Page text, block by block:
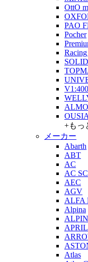
OttO
PAO
Pocher
V1:400
OUSIA
+もっ
メーカー
Abarth
ABT
AC
AC
AEC
AGV
ALFA
Alpina
Atlas